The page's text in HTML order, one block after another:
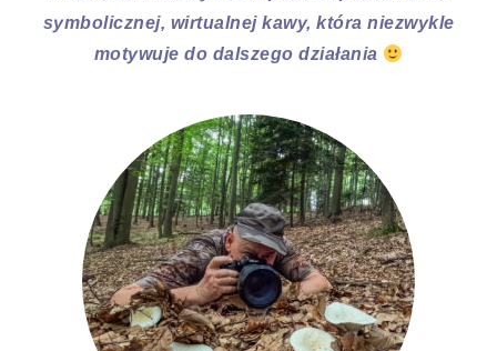
symbolicznej, wirtualnej kawy, która niezwykle
motywuje do dalszego działania